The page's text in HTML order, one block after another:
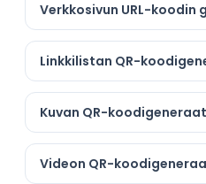
Verkkosivun URL-
Linkkilistan QR-
Kuvan QR-
Videon QR-